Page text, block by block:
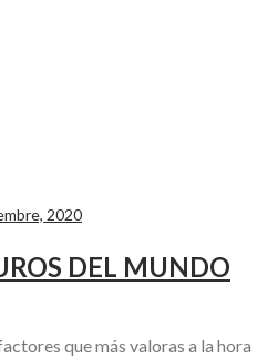
2020
DEL MUNDO
que más valoras a la hora